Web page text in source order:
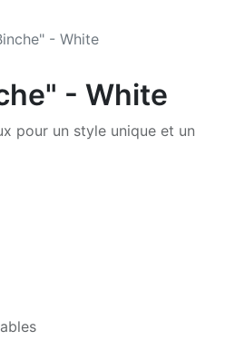
- White
- White
pour un style unique et un